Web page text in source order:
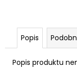
Popis
Popis produktu